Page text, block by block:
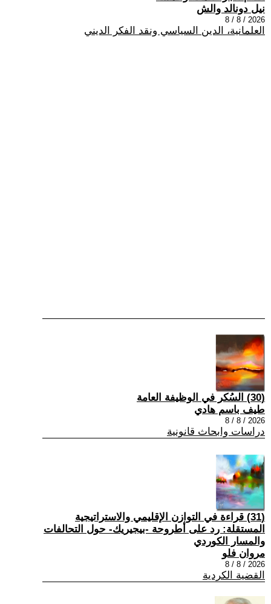
نيل دونالد والش
2026 / 8 / 8
العلمانية، الدين السياسي ونقد الفكر الديني
(30) السُكر في الوظيفة العامة
طيف باسم هادي
2026 / 8 / 8
دراسات وابحاث قانونية
(31) قراءة في التوازن الإقليمي والاستراتيجية
المستقلة: رد على أطروحة -بيجيريك- حول التحالفات
والمسار الكوردي
مروان فلو
2026 / 8 / 8
القضية الكردية